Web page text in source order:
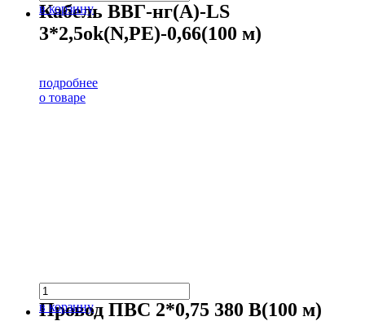
в корзину
Кабель ВВГ-нг(А)-LS
3*2,5ok(N,PE)-0,66(100 м)
подробнее
о товаре
в корзину
Провод ПВС 2*0,75 380 В(100 м)